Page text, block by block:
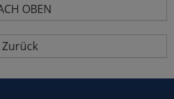
OBEN
Zurück